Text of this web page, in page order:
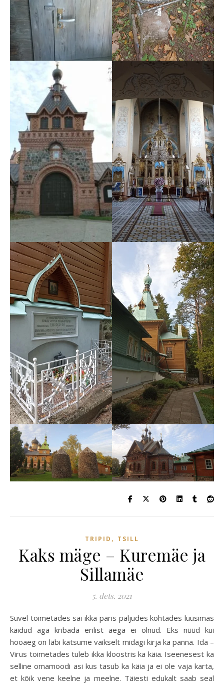
TRIPID , TSILL
Kaks mäge – Kuremäe ja
Sillamäe
5. dets. 2021
Suvel toimetades sai ikka päris paljudes kohtades luusimas
käidud aga kribada erilist aega ei olnud. Eks nüüd kui
hooaeg on läbi katsume vaikselt midagi kirja ka panna. Ida –
Virus toimetades tuleb ikka kloostris ka käia. Iseenesest ka
selline omamoodi asi kus tasub ka käia ja ei ole vaja karta,
et kõik vene keelne ja meelne. Täiesti edukalt saab seal